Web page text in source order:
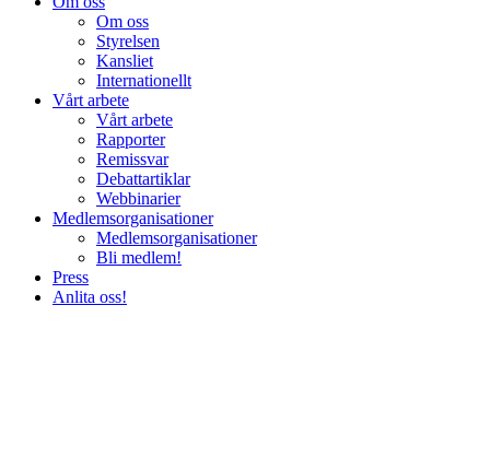
Om oss
Styrelsen
Kansliet
Internationellt
Vårt arbete
Vårt arbete
Rapporter
Remissvar
Debattartiklar
Webbinarier
Medlemsorganisationer
Medlemsorganisationer
Bli medlem!
Press
Anlita oss!